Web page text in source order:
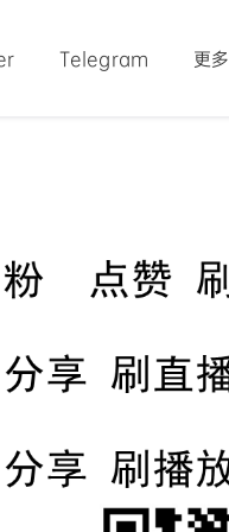
Telegram 更多